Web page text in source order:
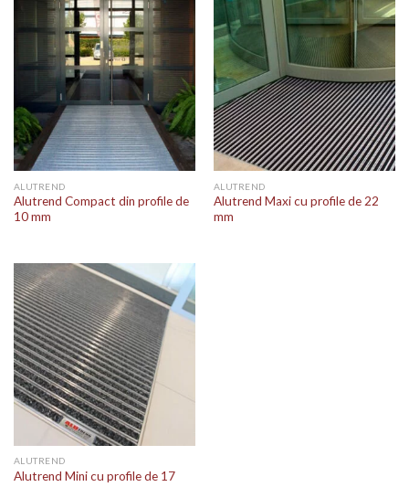
ALUTREND
Alutrend Compact din profile de
10 mm
ALUTREND
Alutrend Maxi cu profile de 22
mm
ALUTREND
Alutrend Mini cu profile de 17